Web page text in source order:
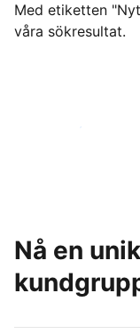
Med etiketten
våra sökresultat.
Kom igång idag
Nå en